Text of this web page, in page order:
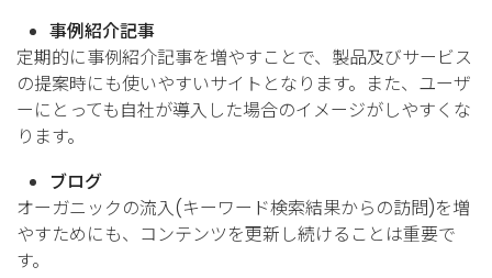
事例紹介記事
定期的に事例紹介記事を増やすことで、製品及びサービス
の提案時にも使いやすいサイトとなります。また、ユーザ
ーにとっても自社が導入した場合のイメージがしやすくな
ります。
ブログ
オーガニックの流入(キーワード検索結果からの訪問)を増
やすためにも、コンテンツを更新し続けることは重要で
す。